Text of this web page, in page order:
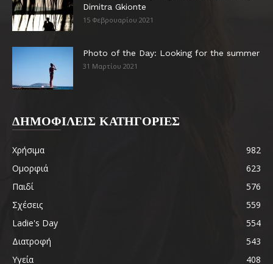
Dimitra Gkionte
15 Φεβρουαρίου 2021
Photo of the Day: Looking for the summer
31 Μαρτίου 2021
ΔΗΜΟΦΙΛΕΙΣ ΚΑΤΗΓΟΡΙΕΣ
Χρήσιμα
982
Ομορφιά
623
Παιδί
576
Σχέσεις
559
Ladie's Day
554
Διατροφή
543
Υγεία
408